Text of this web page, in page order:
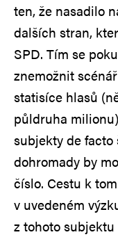
ten, že nasadilo
dalších stran,
SPD. Tím se
znemožnit
statisíce hlasů
půldruha
subjekty de facto
dohromady by
číslo. Cestu k
v uvedeném
z tohoto